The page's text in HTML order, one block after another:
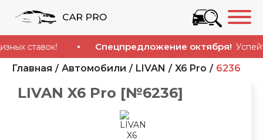
ставок! Спецпредложение октября! Успейте
Главная Автомобили LIVAN X6 Pro 6236
LIVAN X6 Pro [№6236]